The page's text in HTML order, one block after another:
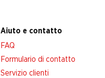
Aiuto e contatto
FAQ
Formulario di contatto
Servizio clienti